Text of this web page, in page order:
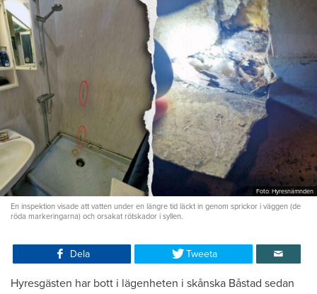
Foto: Hyresnämnden
En inspektion visade att vatten under en längre tid läckt in genom sprickor i väggen (de
röda markeringarna) och orsakat rötskador i syllen.
Dela Tweeta
Hyresgästen har bott i lägenheten i skånska Båstad sedan